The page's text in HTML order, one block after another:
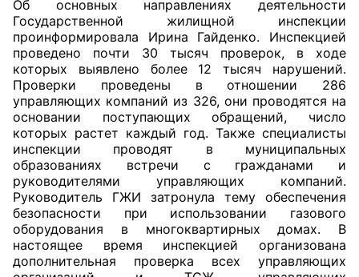
Об основных направлениях деятельности
Государственной жилищной инспекции
проинформировала Ирина Гайденко. Инспекцией
проведено почти 30 тысяч проверок, в ходе
которых выявлено более 12 тысяч нарушений.
Проверки проведены в отношении 286
управляющих компаний из 326, они проводятся на
основании поступающих обращений, число
которых растет каждый год. Также специалисты
инспекции проводят в муниципальных
образованиях встречи с гражданами и
руководителями управляющих компаний.
Руководитель ГЖИ затронула тему обеспечения
безопасности при использовании газового
оборудования в многоквартирных домах. В
настоящее время инспекцией организована
дополнительная проверка всех управляющих